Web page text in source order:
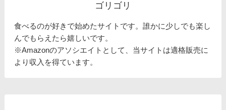
ゴリゴリ
食べるのが好きで始めたサイトです。誰かに少しでも楽し
んでもらえたら嬉しいです。
※Amazonのアソシエイトとして、当サイトは適格販売に
より収入を得ています。